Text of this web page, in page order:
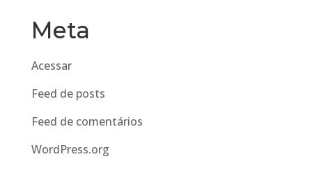
Meta
Acessar
Feed de posts
Feed de comentários
WordPress.org